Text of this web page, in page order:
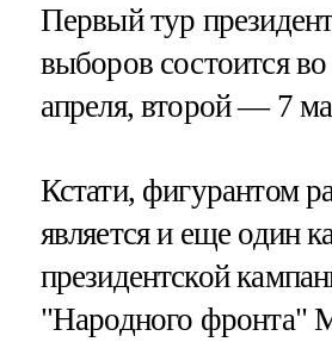
Первый тур
выборов состоится
апреля, второй — 7
Кстати, фигурантом
является и еще один
президентской
"Народного фронта"